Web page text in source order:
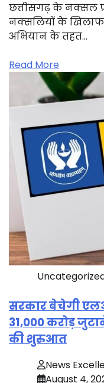
छत्तीसगढ़ के नक्सल
नक्सलियों के खिलाफ
अभियान के तहत…
Read More
सरकार बेचेगी
31,000 करोड़
की शुरुआत
News
August 4,